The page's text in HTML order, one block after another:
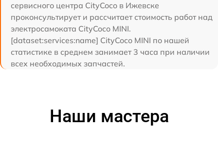
сервисного центра CityCoco в Ижевске
проконсультирует и рассчитает стоимость работ над
электросамоката CityCoco MINI.
[dataset:services:name] CityCoco MINI по нашей
статистике в среднем занимает 3 часа при наличии
всех необходимых запчастей.
Наши мастера